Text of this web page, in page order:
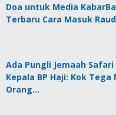
Doa untuk Media
Terbaru Cara Masuk
Ada Pungli Jemaah
Kepala BP Haji: Kok Tega
Orang…